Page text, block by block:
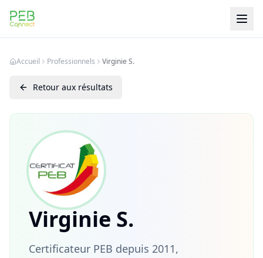
PEB Connect
Accueil Professionnels Virginie S.
Retour aux résultats
Virginie S.
Certificateur PEB depuis 2011,